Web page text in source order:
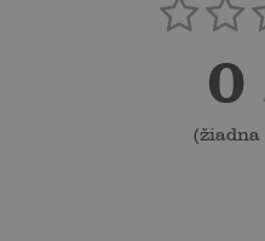
0
(žiadna